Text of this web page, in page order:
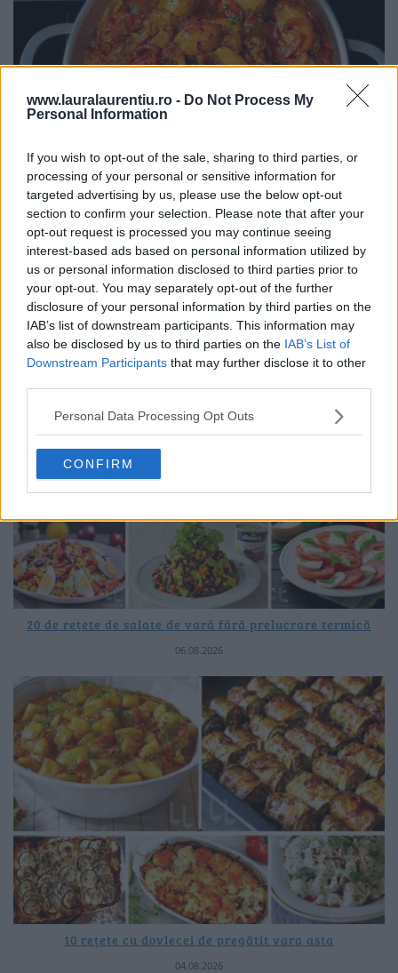
www.lauralaurentiu.ro - Do Not Process My
Personal Information
If you wish to opt-out of the sale, sharing to third parties, or
processing of your personal or sensitive information for
targeted advertising by us, please use the below opt-out
section to confirm your selection. Please note that after your
opt-out request is processed you may continue seeing
interest-based ads based on personal information utilized by
us or personal information disclosed to third parties prior to
your opt-out. You may separately opt-out of the further
disclosure of your personal information by third parties on the
IAB’s list of downstream participants. This information may
also be disclosed by us to third parties on the IAB’s List of
Downstream Participants that may further disclose it to other
Personal Data Processing Opt Outs
CONFIRM
Pui cu sos de ardei copți – rețetă video și pas cu pas
ULTIMELE ȘTIRI
20 de rețete de salate de vară fără prelucrare termică
06.08.2026
10 rețete cu dovlecei de pregătit vara asta
04.08.2026